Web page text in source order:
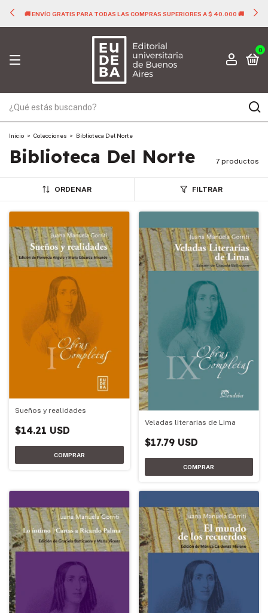
🚚 ENVÍO GRATIS PARA TODAS LAS COMPRAS SUPERIORES A $ 40.000 🚚
0
Inicio > Colecciones > Biblioteca Del Norte
Biblioteca Del Norte 7 productos
ORDENAR FILTRAR
Sueños y realidades
$14.21 USD
Veladas literarias de Lima
$17.79 USD